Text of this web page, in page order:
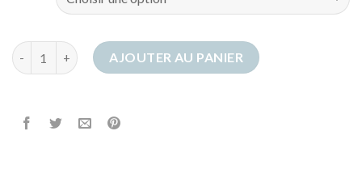
quantité de charentaises femme
AJOUTER AU PANIER